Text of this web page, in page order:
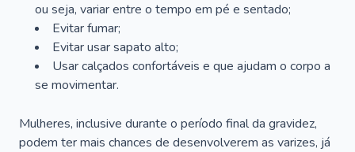
ou seja, variar entre o tempo em pé e sentado;
Evitar fumar;
Evitar usar sapato alto;
Usar calçados confortáveis e que ajudam o corpo a
se movimentar.
Mulheres, inclusive durante o período final da gravidez,
podem ter mais chances de desenvolverem as varizes, já